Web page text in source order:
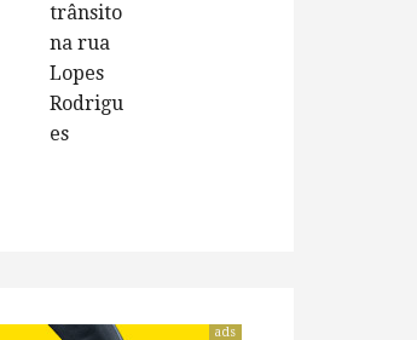
trânsito
na rua
Lopes
Rodrigu
es
ads